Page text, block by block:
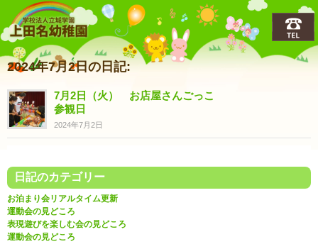
上田名(うえだな)幼稚園
2024年7月2日の日記:
7月2日（火） お店屋さんごっこ
参観日
2024年7月2日
日記のカテゴリー
お泊まり会リアルタイム更新
運動会の見どころ
表現遊びを楽しむ会の見どころ
運動会の見どころ